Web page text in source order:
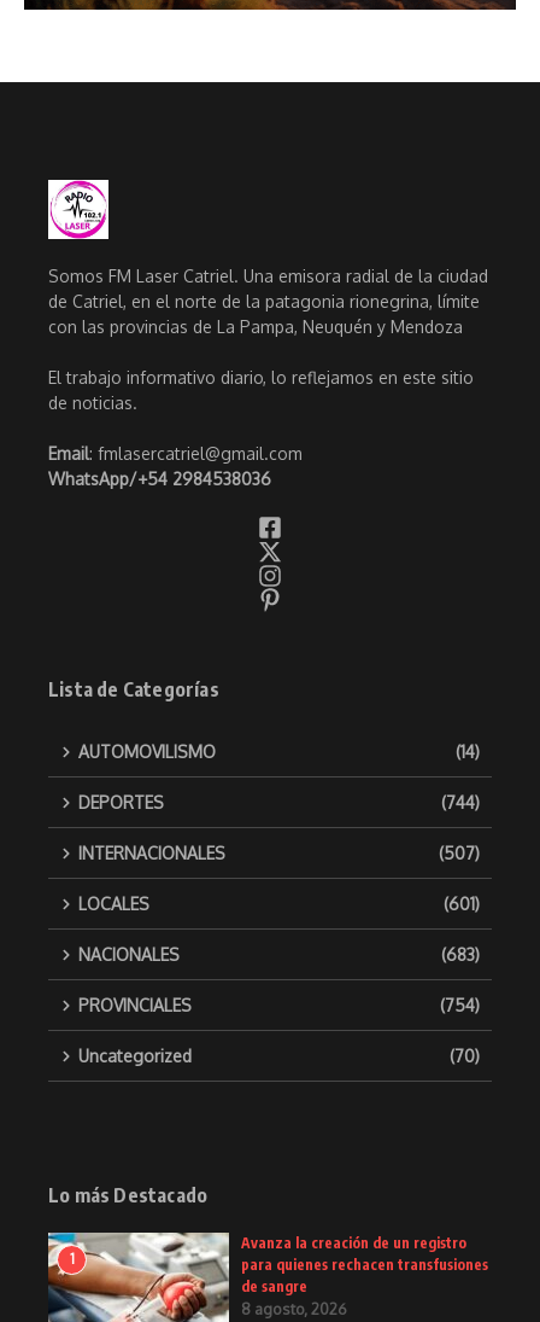
Somos FM Laser Catriel. Una emisora radial de la ciudad
de Catriel, en el norte de la patagonia rionegrina, límite
con las provincias de La Pampa, Neuquén y Mendoza
El trabajo informativo diario, lo reflejamos en este sitio
de noticias.
Email: fmlasercatriel@gmail.com
WhatsApp/+54 2984538036
Lista de Categorías
AUTOMOVILISMO (14)
DEPORTES (744)
INTERNACIONALES (507)
LOCALES (601)
NACIONALES (683)
PROVINCIALES (754)
Uncategorized (70)
Lo más Destacado
1
Avanza la creación de un registro
para quienes rechacen transfusiones
de sangre
8 agosto, 2026